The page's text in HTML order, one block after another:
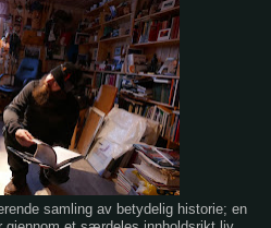
samling av betydelig historie; en